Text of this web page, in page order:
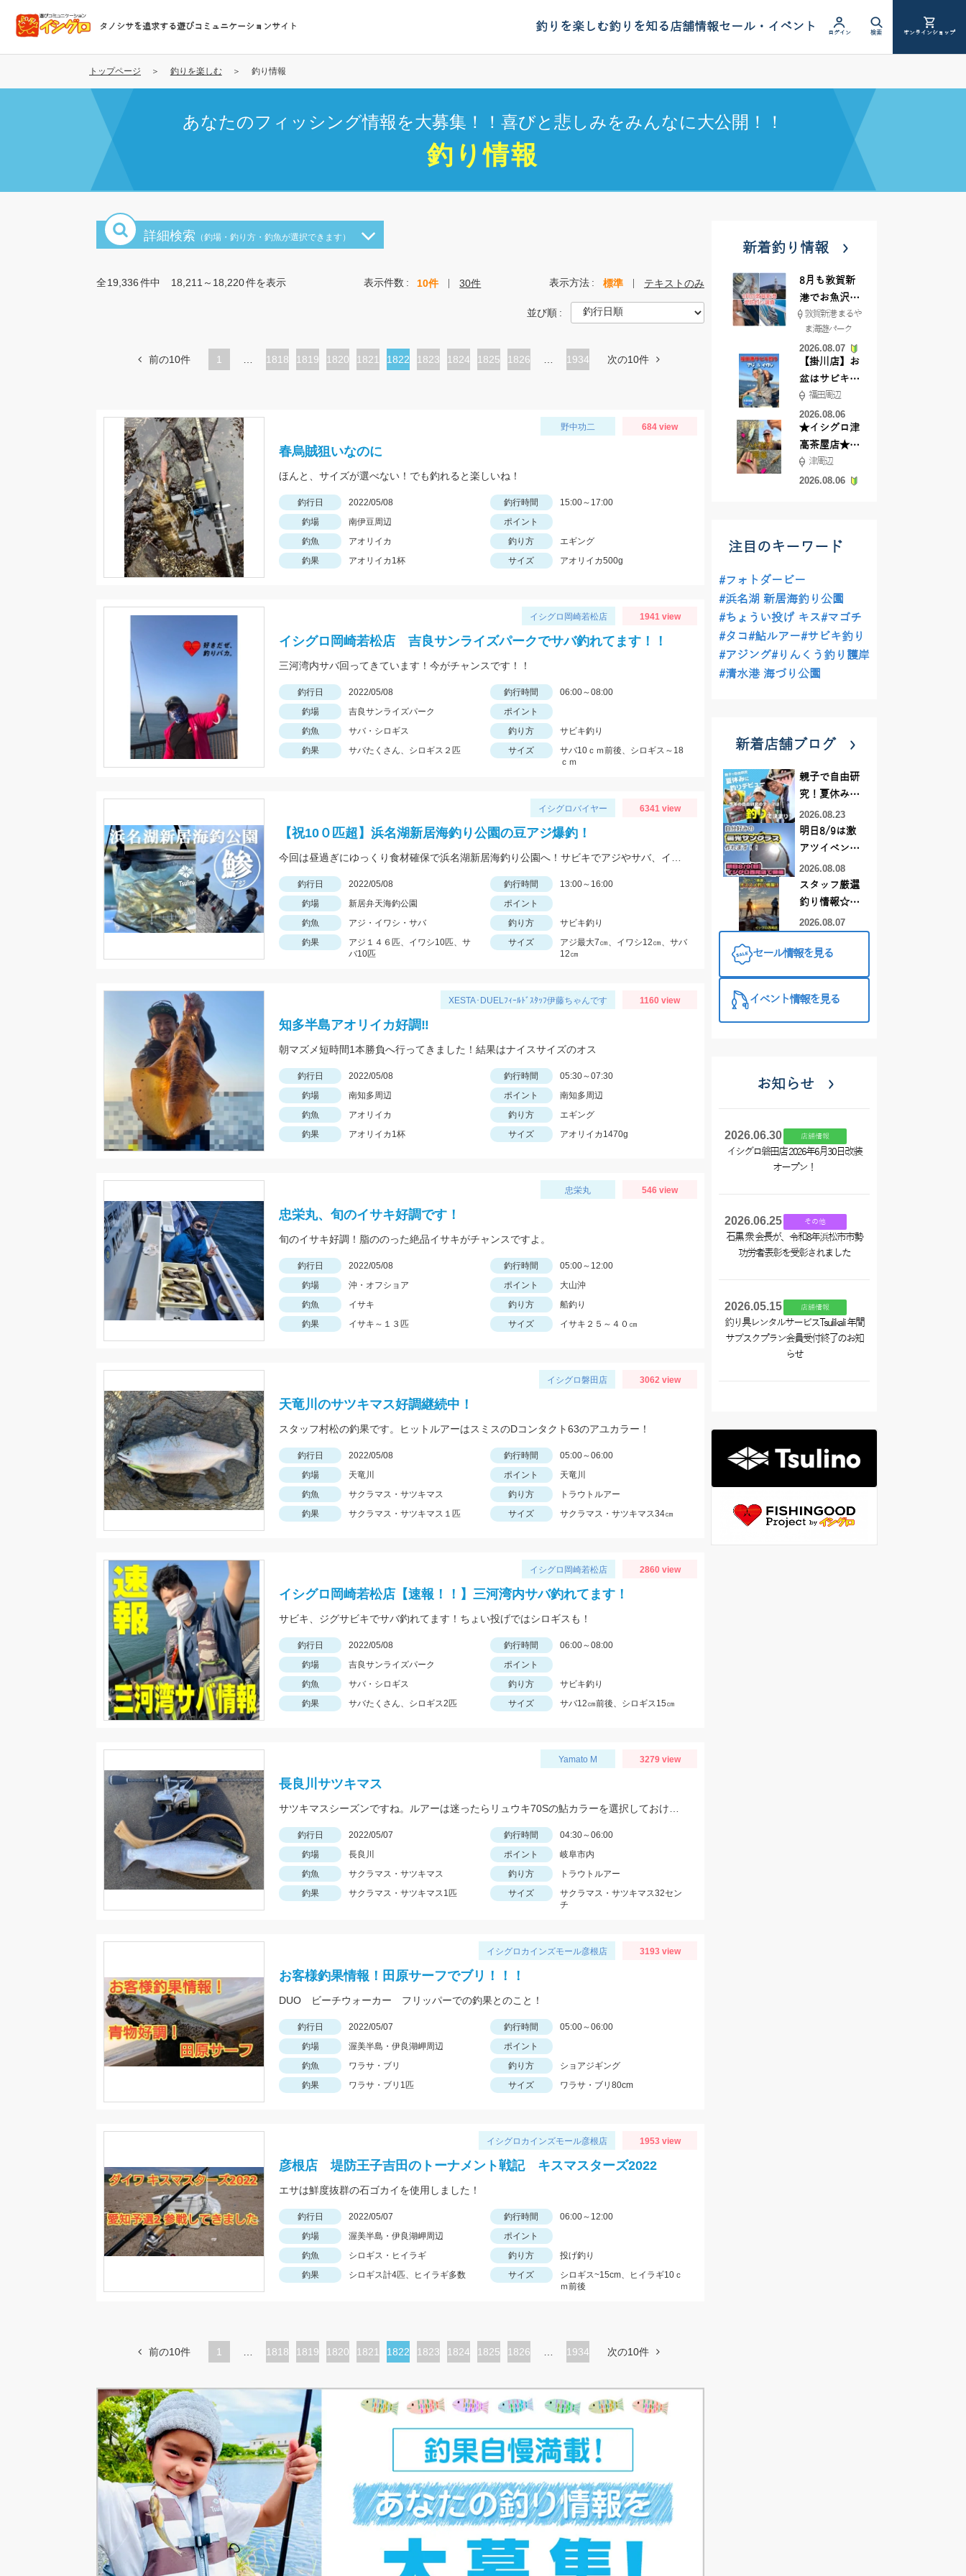
コ
テ
タノシサを追求する遊びコミュニケーションサイト 釣りを楽しむ釣りを知る店舗情報セール・イベント ログイン 検索 オンラインショップ
トップページ 釣りを楽しむ 釣り情報
あなたのフィッシング情報を大募集！！喜びと悲しみをみんなに大公開！！
釣り情報
詳細検索 （釣場・釣り方・釣魚が選択できます）
全19,336件中 18,211～18,220件を表示 表示件数 10件 30件 表示方法 標準 テキストのみ
並び順
前の10件 1
ペ
1818
ペ
1819
ペ
1820
ペ
1821
カ
1822
ペ
1823
ペ
1824
ペ
1825
ペ
1826 1934 次の10件
野中功二 684 view
春烏賊狙いなのに
ほんと、サイズが選べない！でも釣れると楽しいね！
釣行日 2022/05/08 釣行時間
15:00～17:00
釣場
南伊豆周辺
ポイント
釣魚
アオリイカ 釣り方
エギング
釣果
アオリイカ1杯 サイズ アオリイカ500g
イシグロ岡崎若松店 1941 view
イシグロ岡崎若松店 吉良サンライズパークでサバ釣れてます！！
三河湾内サバ回ってきています！今がチャンスです！！
釣行日 2022/05/08 釣行時間
06:00～08:00
釣場
吉良サンライズパーク
ポイント
釣魚
サバ・シロギス 釣り方
サビキ釣り
釣果
サバたくさん、シロギス２匹 サイズ
サバ10ｃｍ前後、シロギス～18
ｃｍ
イシグロバイヤー 6341 view
【祝10０匹超】浜名湖新居海釣り公園の豆アジ爆釣！
釣行日 2022/05/08 釣行時間
13:00～16:00
釣場
新居弁天海釣公園
ポイント
釣魚
アジ・イワシ・サバ 釣り方
サビキ釣り
釣果
アジ１４６匹、イワシ10匹、サ
バ10匹
サイズ
アジ最大7㎝、イワシ12㎝、サバ
12㎝
XESTA･DUELﾌｨｰﾙﾄﾞｽﾀｯﾌ伊藤ちゃんです 1160 view
知多半島アオリイカ好調‼️
朝マズメ短時間1本勝負へ行ってきました！結果はナイスサイズのオス
釣行日 2022/05/08 釣行時間
05:30～07:30
釣場
南知多周辺 ポイント
南知多周辺
釣魚
アオリイカ 釣り方
エギング
釣果
アオリイカ1杯 サイズ アオリイカ1470g
忠栄丸 546 view
忠栄丸、旬のイサキ好調です！
旬のイサキ好調！脂ののった絶品イサキがチャンスですよ。
釣行日 2022/05/08 釣行時間
05:00～12:00
釣場
沖・オフショア ポイント
大山沖
釣魚
イサキ 釣り方
船釣り
釣果
イサキ～１３匹 サイズ イサキ２５～４０㎝
イシグロ磐田店 3062 view
天竜川のサツキマス好調継続中！
スタッフ村松の釣果です。ヒットルアーはスミスのDコンタクト63のアユカラー！
釣行日 2022/05/08 釣行時間
05:00～06:00
釣場
天竜川 ポイント
天竜川
釣魚
サクラマス・サツキマス 釣り方
トラウトルアー
釣果
サクラマス・サツキマス１匹 サイズ サクラマス・サツキマス34㎝
イシグロ岡崎若松店 2860 view
イシグロ岡崎若松店【速報！！】三河湾内サバ釣れてます！
サビキ、ジグサビキでサバ釣れてます！ちょい投げではシロギスも！
釣行日 2022/05/08 釣行時間
06:00～08:00
釣場
吉良サンライズパーク
ポイント
釣魚
サバ・シロギス 釣り方
サビキ釣り
釣果
サバたくさん、シロギス2匹 サイズ サバ12㎝前後、シロギス15㎝
Yamato M 3279 view
長良川サツキマス
釣行日 2022/05/07 釣行時間
04:30～06:00
釣場
長良川 ポイント
岐阜市内
釣魚
サクラマス・サツキマス 釣り方
トラウトルアー
釣果
サクラマス・サツキマス1匹 サイズ
サクラマス・サツキマス32セン
チ
イシグロカインズモール彦根店 3193 view
お客様釣果情報！田原サーフでブリ！！！
DUO ビーチウォーカー フリッパーでの釣果とのこと！
釣行日 2022/05/07 釣行時間
05:00～06:00
釣場
渥美半島・伊良湖岬周辺
ポイント
釣魚
ワラサ・ブリ 釣り方
ショアジギング
釣果
ワラサ・ブリ1匹 サイズ ワラサ・ブリ80cm
イシグロカインズモール彦根店 1953 view
彦根店 堤防王子吉田のトーナメント戦記 キスマスターズ2022
エサは鮮度抜群の石ゴカイを使用しました！
釣行日 2022/05/07 釣行時間
06:00～12:00
釣場
渥美半島・伊良湖岬周辺
ポイント
釣魚
シロギス・ヒイラギ 釣り方
投げ釣り
釣果
シロギス計4匹、ヒイラギ多数 サイズ
シロギス~15cm、ヒイラギ10ｃ
ｍ前後
前の10件 1
ペ
1818
ペ
ジ
1819
ペ
1820
ペ
1821
カ
ト
ジ
1822
ペ
1823
ペ
1824
ペ
1825
ペ
1826 1934 次の10件
新着釣り情報
8月も敦賀新
港でお魚沢山
♪ イシグロ彦
根店
敦賀新港 まるや
ま海遊パーク
2026.08.07
【掛川店】お
盆はサビキ釣
りいきません
か?
福田周辺
2026.08.06
★イシグロ津
高茶屋店★津
近郊ハゼ釣れ
てます！
津周辺
2026.08.06
注目のキーワード
#フォトダービー
#浜名湖 新居海釣り公園
#ちょうい投げ キス#マゴチ
#タコ#鮎ルアー#サビキ釣り
#アジング#りんくう釣り護岸
#清水港 海づり公園
新着店舗ブログ
親子で自由研
究！夏休みに
釣りデビュー
2026.08.23
明日8/9は激
アツイベント
日！！！～オ
ーダー偏光グ
ラス受注会～
2026.08.08
スタッフ厳選
釣り情報☆彡
連休は何釣り
♪【イシグロ
2026.08.07
セール情報を見る
イベント情報を見る
お知らせ
2026.06.30 店舗情報
イシグロ磐田店 2026年6月30日改装
オープン！
2026.06.25 その他
石黒 衆 会長が、令和8年浜松市市勢
功労者表彰を受彰されました
2026.05.15 店舗情報
釣り具レンタルサービスTsulikali 年間
サブスクプラン会員受付終了のお知
らせ